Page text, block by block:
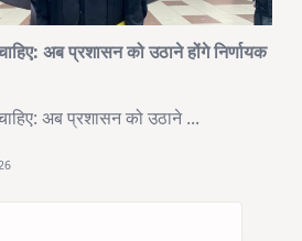
अब प्रशासन को उठाने होंगे निर्णायक
अब प्रशासन को उठाने ...